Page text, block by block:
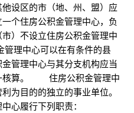
设区的市（地、州、盟）应
个住房公积金管理中心，负
）不设立住房公积金管理中
理中心可以在有条件的县
管理中心与其分支机构应当
核算。 住房公积金管理中
为目的的独立的事业单位。
心履行下列职责：